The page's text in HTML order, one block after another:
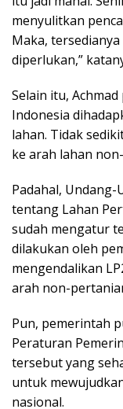
menyulitkan
Maka,
diperlukan,”
Selain itu,
Indonesia
lahan. Tidak
ke arah lahan
Padahal,
tentang Lahan
sudah mengatur
dilakukan oleh
mengendalikan
arah non-
Pun, pemerintah
Peraturan
tersebut yang
untuk
nasional.